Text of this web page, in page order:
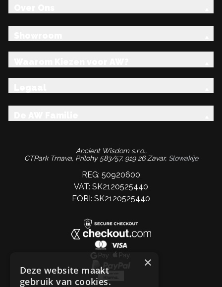
Ancient Wisdom s.r.o.,
CTPark Trnava, Prílohy 583/57, 919 26 Zavar, Slowakije
REG: 50920600
VAT: SK2120525440
EORI: SK2120525440
×
Deze website maakt
gebruik van cookies.